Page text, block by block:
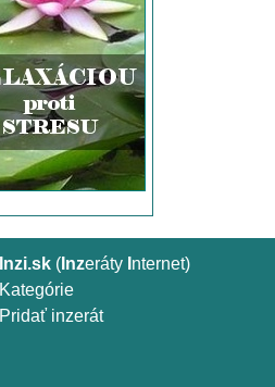
Inzi.sk(Inzeráty nternet)
Kategórie
Pridať inzerát